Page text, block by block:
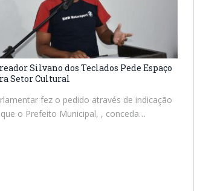
Silvano dos Teclados Pede Espaço
Setor Cultural
fez o pedido através de indicação
o Prefeito Municipal, , conceda…